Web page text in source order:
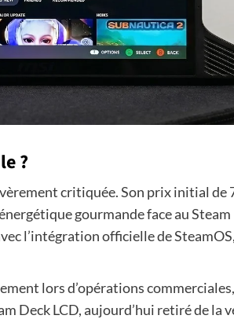
?
critiquée. Son prix initial de
gourmande face au Steam
l’intégration officielle de
lors d’opérations
Deck LCD, aujourd’hui retiré de la
le
cap
des
80
dollars